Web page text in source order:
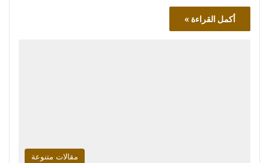
أكمل القراءة »
مقالات متنوعة